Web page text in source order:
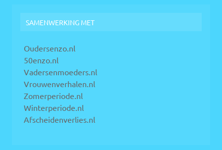
SAMENWERKING MET
Oudersenzo.nl
50enzo.nl
Vadersenmoeders.nl
Vrouwenverhalen.nl
Zomerperiode.nl
Winterperiode.nl
Afscheidenverlies.nl